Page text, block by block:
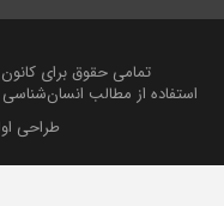
تمامی حقوق برای
استفاده از مطالب انسان‌شناسی
طراحی